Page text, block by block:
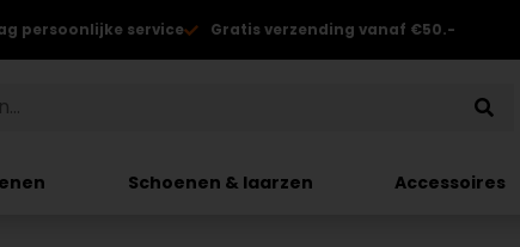
persoonlijke service Gratis verzending vanaf €50.-
Schoenen & laarzen Accessoires